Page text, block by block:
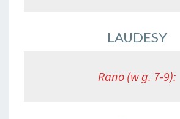
LAUDESY
Rano (w g. 7-9):